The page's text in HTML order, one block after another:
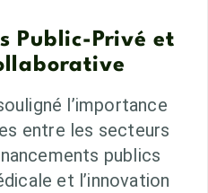
Public-Privé et
l’importance
entre les secteurs
publics
et l’innovation